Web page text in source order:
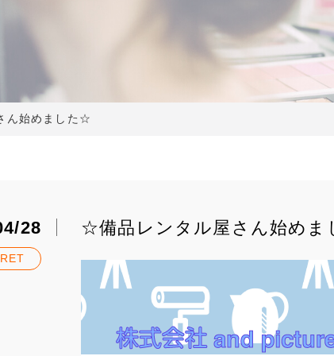
ん始めました☆
28 ☆備品レンタル屋さん始め